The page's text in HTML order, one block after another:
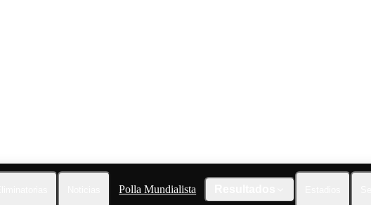
Polla Mundialista